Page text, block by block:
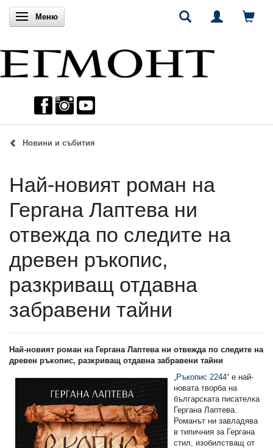
Включи навигацията
Меню
Новини и събития
Най-новият роман на
Гергана Лаптева ни
отвежда по следите на
древен ръкопис,
разкриващ отдавна
забравени тайни
Най-новият роман на Гергана Лаптева ни отвежда по следите на
древен ръкопис, разкриващ отдавна забравени тайни
„Ръкопис 2244“ е най-
новата творба на
българската писателка
Гергана Лаптева.
Романът ни завладява
в типичния за Гергана
стил, изобилстващ от